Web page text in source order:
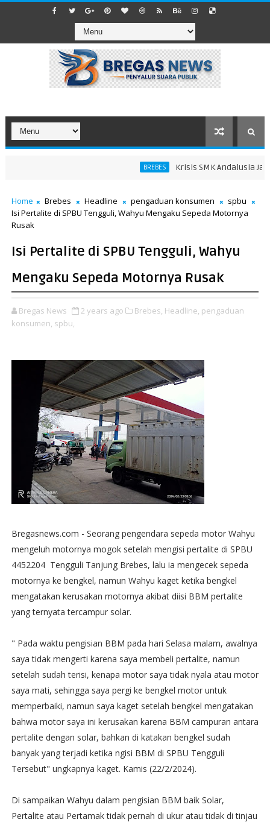
BREBES Krisis SMK Andalusia
Home Brebes Headline pengaduan konsumen
spbu
Isi Pertalite di SPBU Tengguli, Wahyu Mengaku Sepeda Motornya
Rusak
Isi Pertalite di SPBU Tengguli, Wahyu
Mengaku Sepeda Motornya Rusak
Bregas News 2 years ago Brebes, Headline, pengaduan
konsumen, spbu,
Bregasnews.com - Seorang pengendara sepeda motor Wahyu
mengeluh motornya mogok setelah mengisi pertalite di SPBU
4452204 Tengguli Tanjung Brebes, lalu ia mengecek sepeda
motornya ke bengkel, namun Wahyu kaget ketika bengkel
mengatakan kerusakan motornya akibat diisi BBM pertalite
yang ternyata tercampur solar.
" Pada waktu pengisian BBM pada hari Selasa malam, awalnya
saya tidak mengerti karena saya membeli pertalite, namun
setelah sudah terisi, kenapa motor saya tidak nyala atau motor
saya mati, sehingga saya pergi ke bengkel motor untuk
memperbaiki, namun saya kaget setelah bengkel mengatakan
bahwa motor saya ini kerusakan karena BBM campuran antara
pertalite dengan solar, bahkan di katakan bengkel sudah
banyak yang terjadi ketika ngisi BBM di SPBU Tengguli
Tersebut" ungkapnya kaget. Kamis (22/2/2024).
Di sampaikan Wahyu dalam pengisian BBM baik Solar,
Pertalite atau Pertamak tidak pernah di ukur atau tidak di tinjau